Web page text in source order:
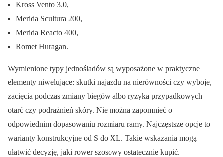
Kross Vento 3.0,
Merida Scultura 200,
Merida Reacto 400,
Romet Huragan.
Wymienione typy jednośladów są wyposażone w praktyczne
elementy niwelujące: skutki najazdu na nierówności czy wyboje,
zacięcia podczas zmiany biegów albo ryzyka przypadkowych
otarć czy podrażnień skóry. Nie można zapomnieć o
odpowiednim dopasowaniu rozmiaru ramy. Najczęstsze opcje to
warianty konstrukcyjne od S do XL. Takie wskazania mogą
ułatwić decyzję, jaki rower szosowy ostatecznie kupić.